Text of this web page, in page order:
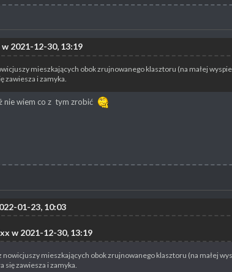
2021-12-30, 13:19
mieszkających obok zrujnowanego klasztoru (na małej
zawiesza i zamyka.
nie wiem co z tym zrobić
01-23, 10:03
w 2021-12-30, 13:19
mieszkających obok zrujnowanego klasztoru (na małej
się zawiesza i zamyka.